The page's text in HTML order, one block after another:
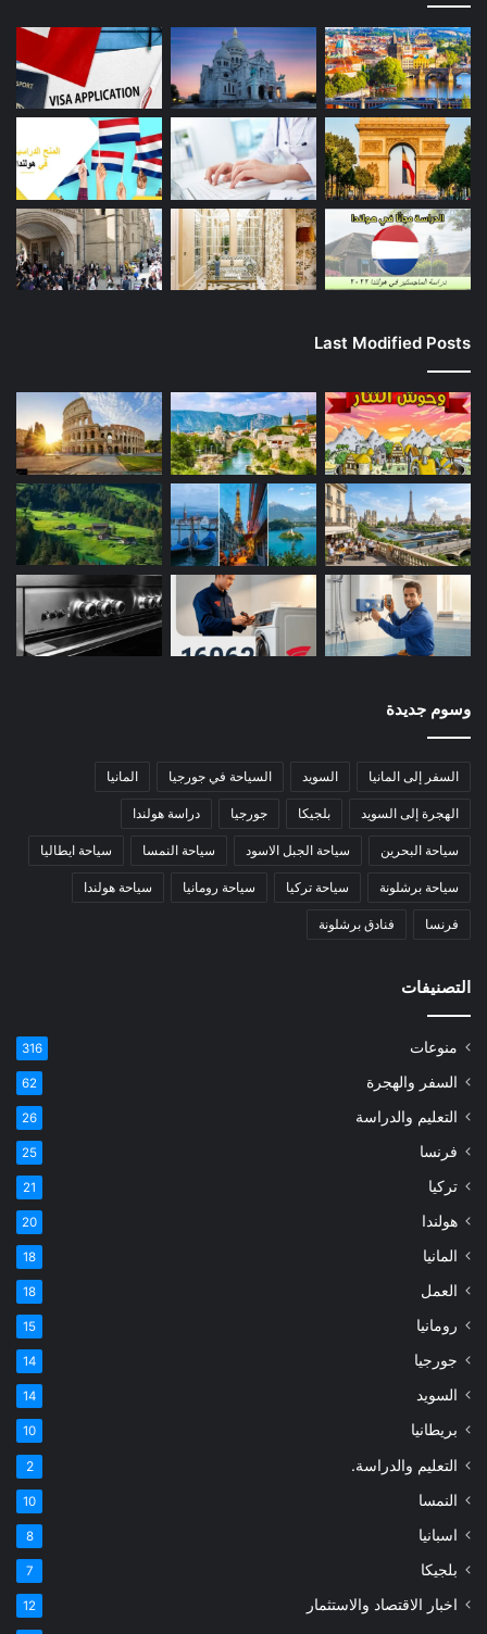
Last Modified Posts
وسوم جديدة
السفر إلى المانيا السويد السياحة في جورجيا المانيا
الهجرة إلى السويد بلجيكا جورجيا دراسة هولندا
سياحة البحرين سياحة الجبل الاسود سياحة النمسا سياحة ايطاليا
سياحة برشلونة سياحة تركيا سياحة رومانيا سياحة هولندا
فرنسا فنادق برشلونة
التصنيفات
منوعات 316
السفر والهجرة 62
التعليم والدراسة 26
فرنسا 25
تركيا 21
هولندا 20
المانيا 18
العمل 18
رومانيا 15
جورجيا 14
السويد 14
بريطانيا 10
التعليم والدراسة. 2
النمسا 10
اسبانيا 8
بلجيكا 7
اخبار الاقتصاد والاستثمار 12